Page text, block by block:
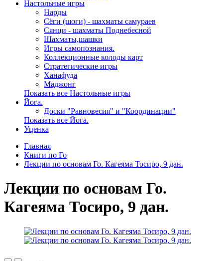
Настольные игры
Нарды
Сёги (шоги) - шахматы самураев
Сянци - шахматы Поднебесной
Шахматы,шашки
Игры самопознания.
Коллекционные колоды карт
Стратегические игры
Ханафуда
Маджонг
Показать все Настольные игры
Йога.
Доски "Равновесия" и "Координации"
Показать все Йога.
Уценка
Главная
Книги по Го
Лекции по основам Го. Кагеяма Тосиро, 9 дан.
Лекции по основам Го.
Кагеяма Тосиро, 9 дан.